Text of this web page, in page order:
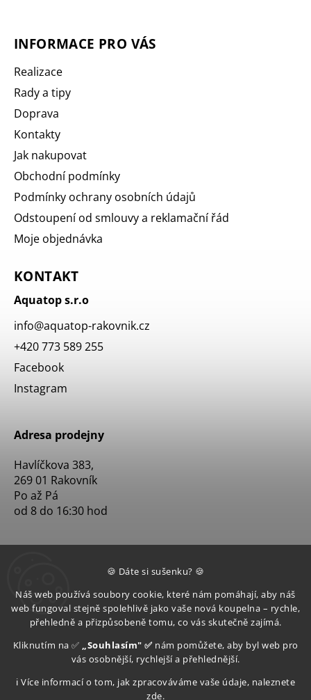
🍪 Dáte si sušenku? 🍪
Náš web používá soubory cookie, které nám pomáhají, aby náš
web fungoval stejně spolehlivě jako vaše nová koupelna – rychle,
přehledně a přizpůsobeně tomu, co vás skutečně zajímá.
Kliknutím na ✅ „Souhlasím" ✅ nám pomůžete, aby byl web pro
vás osobnější, rychlejší a přehlednější.
ℹ️ Více informací o tom, jak zpracováváme vaše údaje, naleznete
zde.
INFORMACE PRO VÁS
Realizace
Rady a tipy
Doprava
Kontakty
Jak nakupovat
Obchodní podmínky
Podmínky ochrany osobních údajů
Odstoupení od smlouvy a reklamační řád
Moje objednávka
KONTAKT
Aquatop s.r.o
info@aquatop-rakovnik.cz
+420 773 589 255
Facebook
Instagram
Adresa prodejny
Havlíčkova 383,
269 01 Rakovník
Po až Pá
od 8 do 16:30 hod